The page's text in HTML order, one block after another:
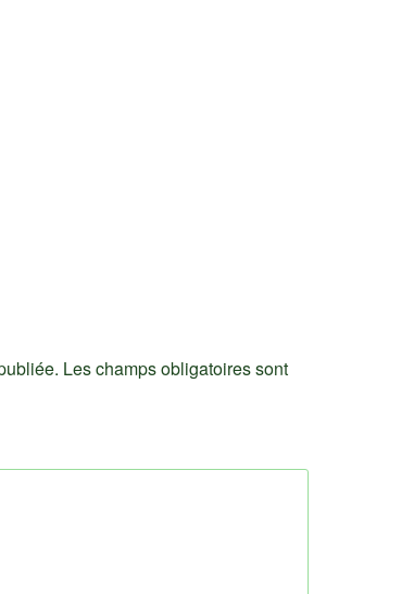
Les champs obligatoires sont